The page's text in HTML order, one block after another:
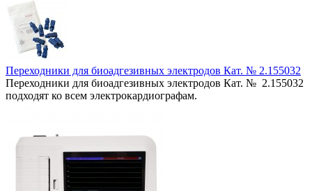
Переходники для биоадгезивных электродов Кат. № 2.155032
Переходники для биоадгезивных электродов Кат. № 2.155032
подходят ко всем электрокардиографам.